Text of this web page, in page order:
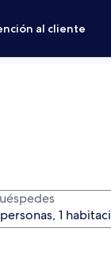
al cliente